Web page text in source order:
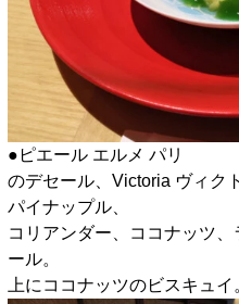
●ピエール エルメ パリ
のデセール、Victoria ヴィク
パイナップル、
コリアンダー、ココナッツ
ール。
上にココナッツのビスキュイ